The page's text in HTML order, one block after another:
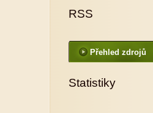
RSS
Přehled zdrojů
Statistiky